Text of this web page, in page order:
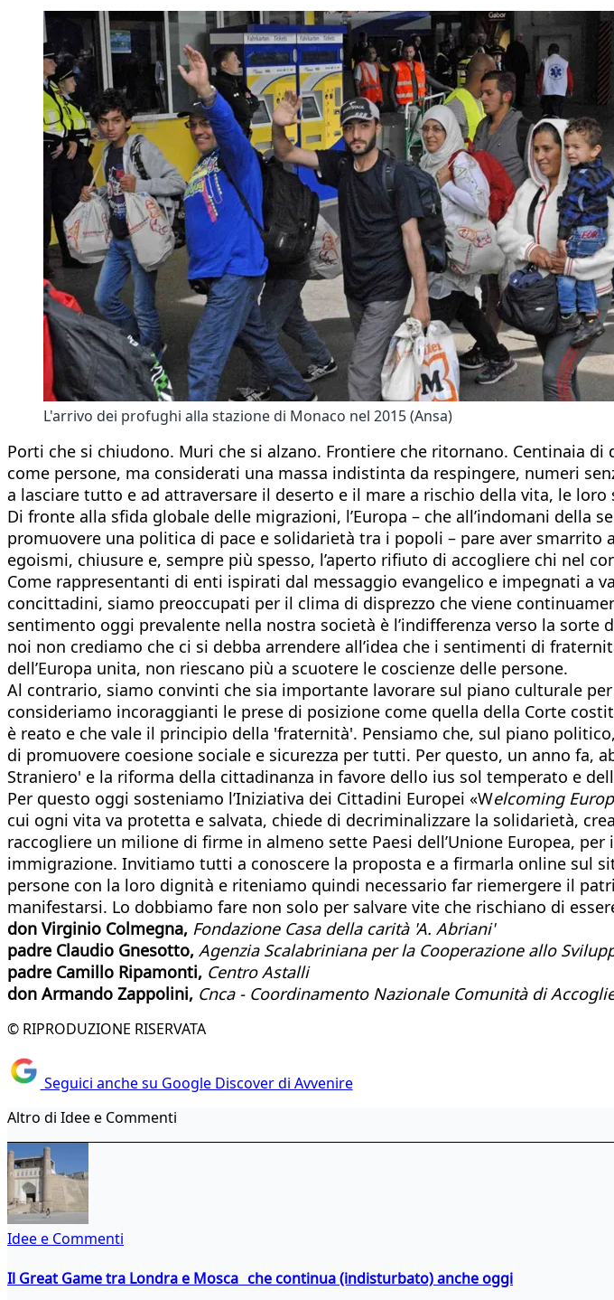
L'arrivo dei profughi alla stazione di Monaco nel 2015 (Ansa)
Porti che si chiudono. Muri che si alzano. Frontiere che ritornano. Centinaia
come persone, ma considerati una massa indistinta da respingere, numeri
a lasciare tutto e ad attraversare il deserto e il mare a rischio della vita, le
Di fronte alla sfida globale delle migrazioni, l’Europa – che all’indomani della
promuovere una politica di pace e solidarietà tra i popoli – pare aver
egoismi, chiusure e, sempre più spesso, l’aperto rifiuto di accogliere chi nel
Come rappresentanti di enti ispirati dal messaggio evangelico e impegnati
concittadini, siamo preoccupati per il clima di disprezzo che viene
sentimento oggi prevalente nella nostra società è l’indifferenza verso la
noi non crediamo che ci si debba arrendere all’idea che i sentimenti di
dell’Europa unita, non riescano più a scuotere le coscienze delle persone.
Al contrario, siamo convinti che sia importante lavorare sul piano culturale
consideriamo incoraggianti le prese di posizione come quella della Corte
è reato e che vale il principio della 'fraternità'. Pensiamo che, sul piano
di promuovere coesione sociale e sicurezza per tutti. Per questo, un anno
Straniero' e la riforma della cittadinanza in favore dello ius sol temperato e
Per questo oggi sosteniamo l’Iniziativa dei Cittadini Europei «Welcoming
cui ogni vita va protetta e salvata, chiede di decriminalizzare la solidarietà,
raccogliere un milione di firme in almeno sette Paesi dell’Unione Europea,
immigrazione. Invitiamo tutti a conoscere la proposta e a firmarla online sul
persone con la loro dignità e riteniamo quindi necessario far riemergere il
manifestarsi. Lo dobbiamo fare non solo per salvare vite che rischiano di
don Virginio Colmegna, Fondazione Casa della carità 'A. Abriani'
padre Claudio Gnesotto, Agenzia Scalabriniana per la Cooperazione allo
padre Camillo Ripamonti, Centro Astalli
don Armando Zappolini, Cnca - Coordinamento Nazionale Comunità di
© RIPRODUZIONE RISERVATA
Seguici anche su Google Discover di Avvenire
Altro di Idee e Commenti
Idee e Commenti
Il Great Game tra Londra e Mosca che continua (indisturbato) anche oggi